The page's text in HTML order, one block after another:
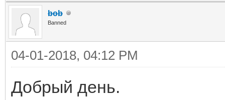
bob
Banned
04-01-2018, 04:12 PM
Добрый день.